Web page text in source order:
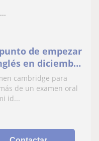
de empezar
en diciembre
de obtener el
u mi gran uso
que tengo a la
cambridge para
de un examen oral
id...